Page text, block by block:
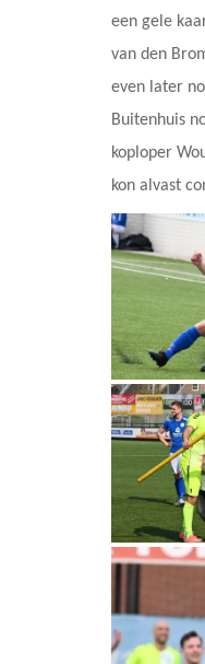
een gele
van den
even later
Buitenhuis
koploper
kon alvast